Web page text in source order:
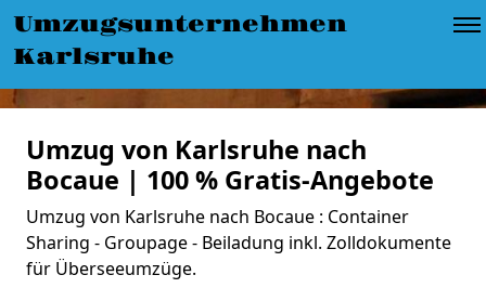
Umzugsunternehmen
Karlsruhe
Umzug von Karlsruhe nach
Bocaue | 100 % Gratis-Angebote
Umzug von Karlsruhe nach Bocaue : Container
Sharing - Groupage - Beiladung inkl. Zolldokumente
für Überseeumzüge.